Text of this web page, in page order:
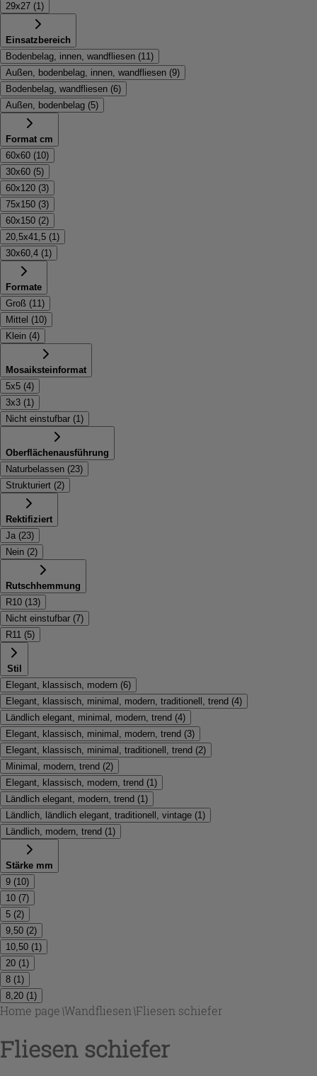
29x27 (1)
Einsatzbereich
Bodenbelag, innen, wandfliesen (11)
Außen, bodenbelag, innen, wandfliesen (9)
Bodenbelag, wandfliesen (6)
Außen, bodenbelag (5)
Format cm
60x60 (10)
30x60 (5)
60x120 (3)
75x150 (3)
60x150 (2)
20,5x41,5 (1)
30x60,4 (1)
Formate
Groß (11)
Mittel (10)
Klein (4)
Mosaiksteinformat
5x5 (4)
3x3 (1)
Nicht einstufbar (1)
Oberflächenausführung
Naturbelassen (23)
Strukturiert (2)
Rektifiziert
Ja (23)
Nein (2)
Rutschhemmung
R10 (13)
Nicht einstufbar (7)
R11 (5)
Stil
Elegant, klassisch, modern (6)
Elegant, klassisch, minimal, modern, traditionell, trend (4)
Ländlich elegant, minimal, modern, trend (4)
Elegant, klassisch, minimal, modern, trend (3)
Elegant, klassisch, minimal, traditionell, trend (2)
Minimal, modern, trend (2)
Elegant, klassisch, modern, trend (1)
Ländlich elegant, modern, trend (1)
Ländlich, ländlich elegant, traditionell, vintage (1)
Ländlich, modern, trend (1)
Stärke mm
9 (10)
10 (7)
5 (2)
9,50 (2)
10,50 (1)
20 (1)
8 (1)
8,20 (1)
Home page\Wandfliesen \Fliesen schiefer
Fliesen schiefer